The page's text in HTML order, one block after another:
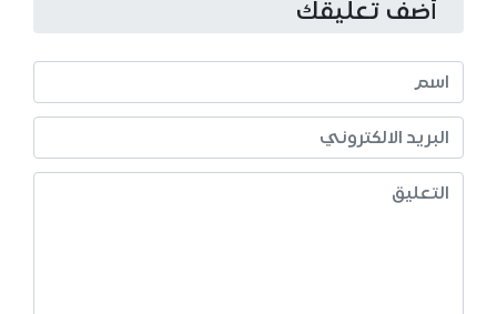
أضف تعليقك